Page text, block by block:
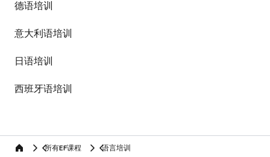
德语培训
意大利语培训
日语培训
西班牙语培训
home 所有EF课程 语言培训